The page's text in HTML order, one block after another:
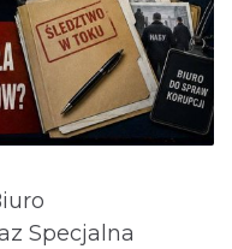
Specjalna